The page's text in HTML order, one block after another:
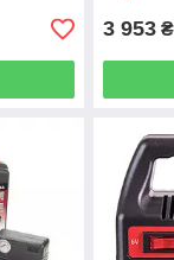
3 953 ₴